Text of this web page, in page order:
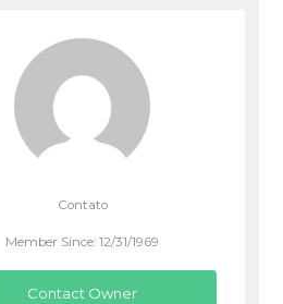
Contato
Member Since: 12/31/1969
Contact Owner